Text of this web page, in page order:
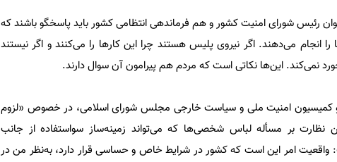
رئیس شورای امنیت کشور و هم فرماندهی انتظامی کشور باید پاسخگو باشند که
انجام می‌دهند. اگر نیروی پلیس هستند چرا این کارها را می‌کنند و اگر نیستند
نمی‌کند. این‌ها نکاتی است که مردم هم پیرامون آن سوال دارند.
کمیسیون امنیت ملی و سیاست خارجی مجلس شورای اسلامی، در خصوص «لزوم
بر مسأله لباس شخصی‌ها که می‌تواند زمینه‌ساز سواستفاده از جانب
واقعیت امر این است که کشور در شرایط خاص و حساسی قرار دارد، به‌نظر من در